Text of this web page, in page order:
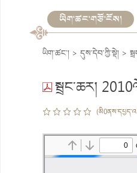
ཡིག་ཚང་གཙོ་ངོས།
ཡིག་ཚང་། > དུས་དེབ་ཀྱི་སྡེ། >
སྦྲང་ཆར།